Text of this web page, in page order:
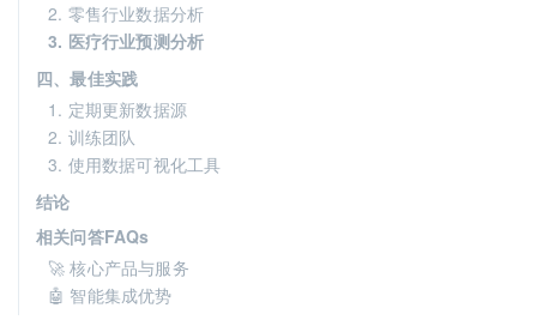
2. 零售行业数据分析
3. 医疗行业预测分析
四、最佳实践
1. 定期更新数据源
2. 训练团队
3. 使用数据可视化工具
结论
相关问答FAQs
🚀 核心产品与服务
🤖 智能集成优势